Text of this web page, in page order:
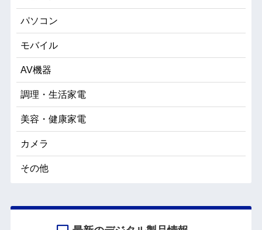
パソコン
モバイル
AV機器
調理・生活家電
美容・健康家電
カメラ
その他